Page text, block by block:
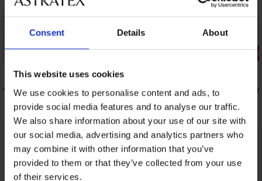
Consent Details About
This website uses cookies
We use cookies to personalise content and ads, to
provide social media features and to analyse our traffic.
We also share information about your use of our site with
our social media, advertising and analytics partners who
may combine it with other information that you’ve
provided to them or that they’ve collected from your use
of their services.
5
3+1 GRATIS
Bokserki Carter z modalem
37,99 zł
3+1 GRATIS
47,99 zł
Z tej samej kolekcji